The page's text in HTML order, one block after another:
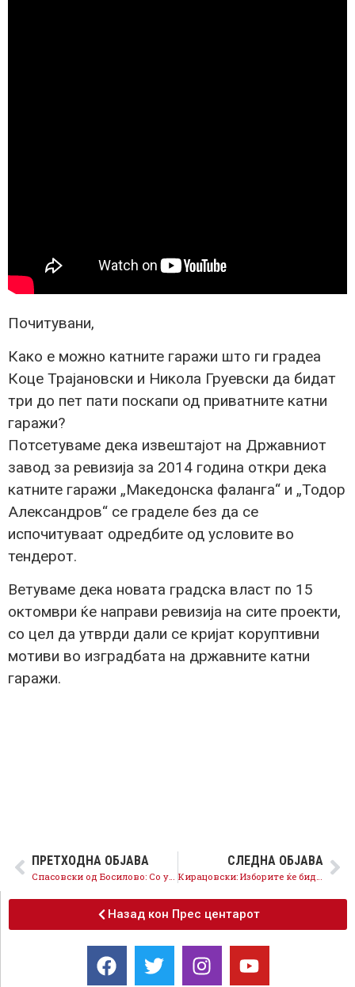
Почитувани,
Како е можно катните гаражи што ги градеа
Коце Трајановски и Никола Груевски да бидат
три до пет пати поскапи од приватните катни
гаражи?
Потсетуваме дека извештајот на Државниот
завод за ревизија за 2014 година откри дека
катните гаражи „Македонска фаланга“ и „Тодор
Александров“ се граделе без да се
испочитуваат одредбите од условите во
тендерот.
Ветуваме дека новата градска власт по 15
октомври ќе направи ревизија на сите проекти,
со цел да утврди дали се кријат коруптивни
мотиви во изградбата на државните катни
гаражи.
ПРЕТХОДНА ОБЈАВА
Спасовски од Босилово: Со успешни општини ќе имаме и успешна Македонија, создаваме пристојни услови за живот за сите
СЛЕДНА ОБЈАВА
Кирацовски: Изборите ќе бидат фер и слободни, да ги заокружиме промените и во Тетово
Назад кон Прес центарот